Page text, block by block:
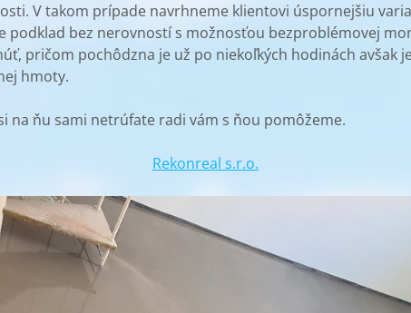
V takom prípade navrhneme klientovi úspornejšiu
podklad bez nerovností s možnosťou bezproblémovej
pričom pochôdzna je už po niekoľkých hodinách avšak
hmoty.
na ňu sami netrúfate radi vám s ňou pomôžeme.
Rekonreal s.r.o.